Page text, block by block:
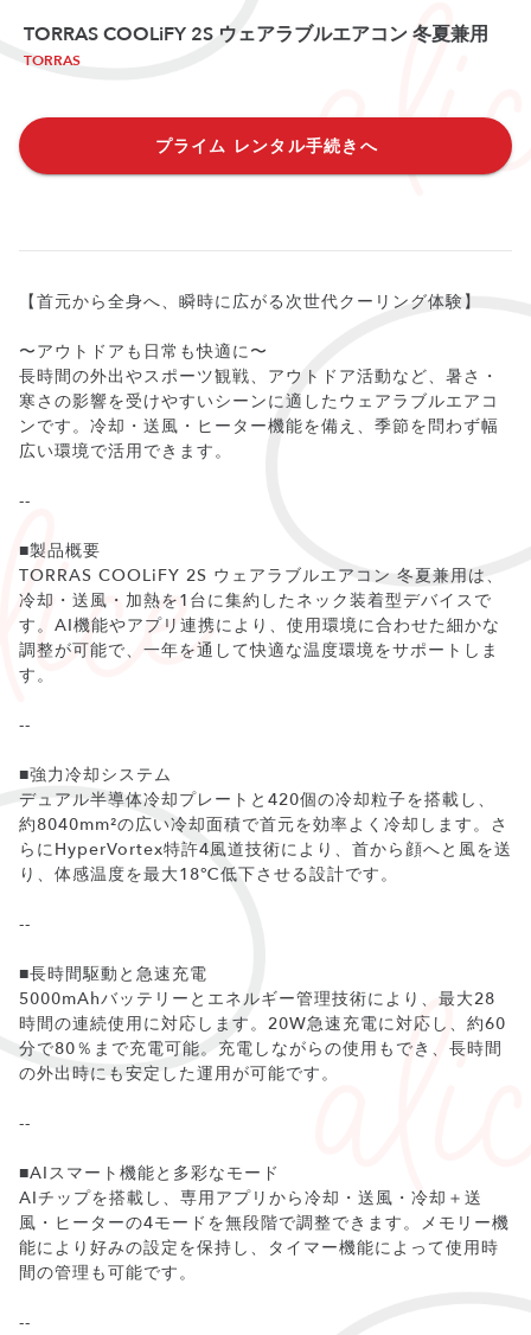
TORRAS COOLiFY 2S ウェアラブルエアコン 冬夏兼用
TORRAS
プライム レンタル手続きへ
【首元から全身へ、瞬時に広がる次世代クーリング体験】
〜アウトドアも日常も快適に〜
長時間の外出やスポーツ観戦、アウトドア活動など、暑さ・
寒さの影響を受けやすいシーンに適したウェアラブルエアコ
ンです。冷却・送風・ヒーター機能を備え、季節を問わず幅
広い環境で活用できます。
--
■製品概要
TORRAS COOLiFY 2S ウェアラブルエアコン 冬夏兼用は、
冷却・送風・加熱を1台に集約したネック装着型デバイスで
す。AI機能やアプリ連携により、使用環境に合わせた細かな
調整が可能で、一年を通して快適な温度環境をサポートしま
す。
--
■強力冷却システム
デュアル半導体冷却プレートと420個の冷却粒子を搭載し、
約8040mm²の広い冷却面積で首元を効率よく冷却します。さ
らにHyperVortex特許4風道技術により、首から顔へと風を送
り、体感温度を最大18℃低下させる設計です。
--
■長時間駆動と急速充電
5000mAhバッテリーとエネルギー管理技術により、最大28
時間の連続使用に対応します。20W急速充電に対応し、約60
分で80％まで充電可能。充電しながらの使用もでき、長時間
の外出時にも安定した運用が可能です。
--
■AIスマート機能と多彩なモード
AIチップを搭載し、専用アプリから冷却・送風・冷却＋送
風・ヒーターの4モードを無段階で調整できます。メモリー機
能により好みの設定を保持し、タイマー機能によって使用時
間の管理も可能です。
--